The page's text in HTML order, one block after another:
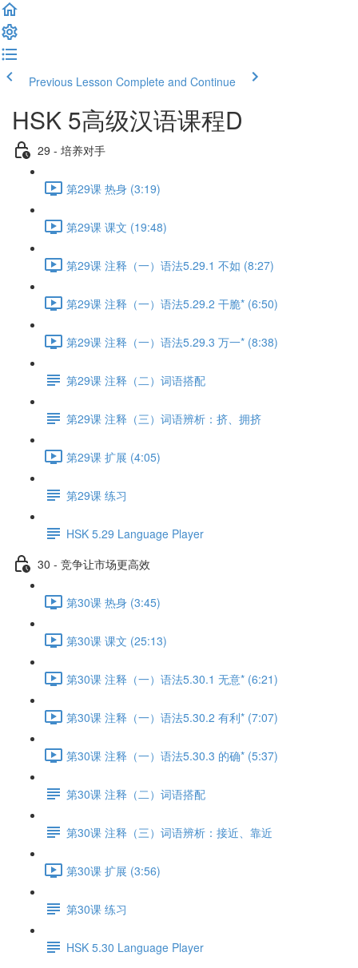
Previous Lesson Complete and Continue
HSK 5高级汉语课程D
29 - 培养对手
第29课 热身 (3:19)
第29课 课文 (19:48)
第29课 注释（一）语法5.29.1 不如 (8:27)
第29课 注释（一）语法5.29.2 干脆* (6:50)
第29课 注释（一）语法5.29.3 万一* (8:38)
第29课 注释（二）词语搭配
第29课 注释（三）词语辨析：挤、拥挤
第29课 扩展 (4:05)
第29课 练习
HSK 5.29 Language Player
30 - 竞争让市场更高效
第30课 热身 (3:45)
第30课 课文 (25:13)
第30课 注释（一）语法5.30.1 无意* (6:21)
第30课 注释（一）语法5.30.2 有利* (7:07)
第30课 注释（一）语法5.30.3 的确* (5:37)
第30课 注释（二）词语搭配
第30课 注释（三）词语辨析：接近、靠近
第30课 扩展 (3:56)
第30课 练习
HSK 5.30 Language Player